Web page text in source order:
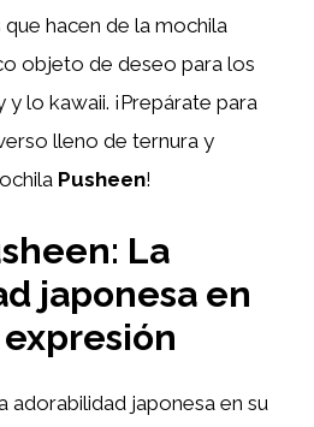
hacen de la mochila
objeto de deseo para los
lo kawaii. ¡Prepárate para
lleno de ternura y
Pusheen!
La
japonesa en
adorabilidad japonesa en su